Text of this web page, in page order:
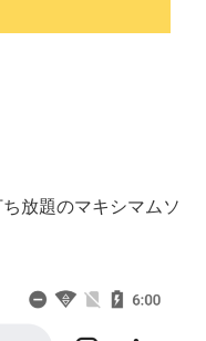
放題のマキシマムソ